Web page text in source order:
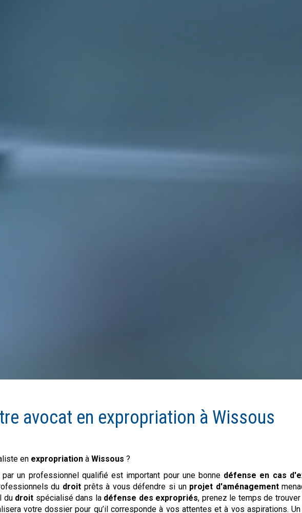
avocat en expropriation à Wissous
en expropriation àWissous ?
un professionnel qualifié est important pour une bonne défense en cas
du droit prêts à vous défendre si un projet d'aménagement
du droit spécialisé dans la défense des expropriés, prenez le temps de
votre dossier pour qu’il corresponde à vos attentes et à vos aspirations.